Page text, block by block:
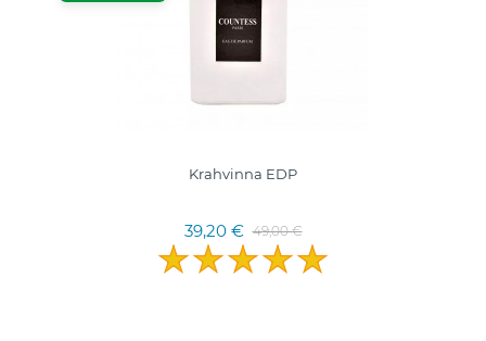
Krahvinna EDP
39,20 € 49,00 €